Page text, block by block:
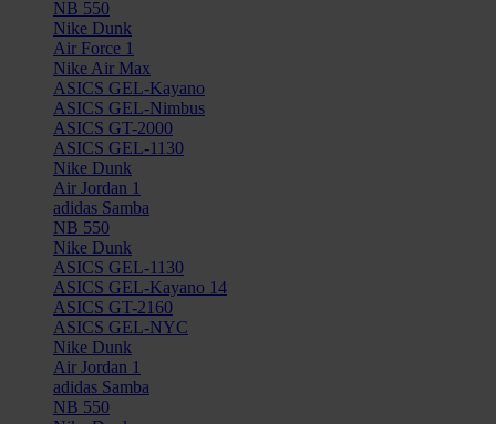
NB 550
Nike Dunk
Air Force 1
Nike Air Max
ASICS GEL-Kayano
ASICS GEL-Nimbus
ASICS GT-2000
ASICS GEL-1130
Nike Dunk
Air Jordan 1
adidas Samba
NB 550
Nike Dunk
ASICS GEL-1130
ASICS GEL-Kayano 14
ASICS GT-2160
ASICS GEL-NYC
Nike Dunk
Air Jordan 1
adidas Samba
NB 550